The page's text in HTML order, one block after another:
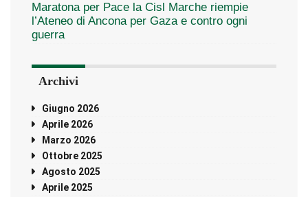
Maratona per Pace la Cisl Marche riempie
l’Ateneo di Ancona per Gaza e contro ogni
guerra
Archivi
Giugno 2026
Aprile 2026
Marzo 2026
Ottobre 2025
Agosto 2025
Aprile 2025